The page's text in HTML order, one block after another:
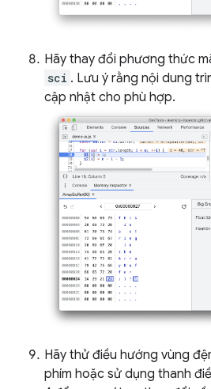
Hãy thay đổi phương thức
sci . Lưu ý rằng nội dung
cập nhật cho phù hợp.
Hãy thử điều hướng vùng
phím hoặc sử dụng thanh